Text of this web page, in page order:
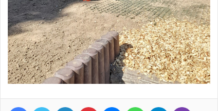
FacebookTwitter LinkedIn Pinterest MessengerWhatsAppTelegram